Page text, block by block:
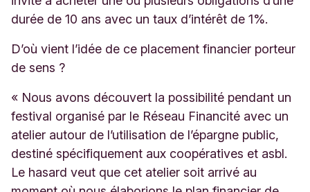
durée de 10 ans avec un taux d’intérêt de 1%.
D’où vient l’idée de ce placement financier porteur
de sens ?
« Nous avons découvert la possibilité pendant un
festival organisé par le Réseau Financité avec un
atelier autour de l’utilisation de l’épargne public,
destiné spécifiquement aux coopératives et asbl.
Le hasard veut que cet atelier soit arrivé au